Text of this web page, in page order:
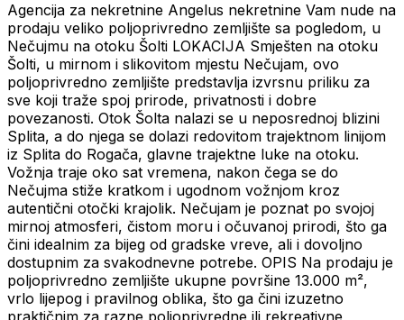
Agencija za nekretnine Angelus nekretnine Vam nude na
prodaju veliko poljoprivredno zemljište sa pogledom, u
Nečujmu na otoku Šolti LOKACIJA Smješten na otoku
Šolti, u mirnom i slikovitom mjestu Nečujam, ovo
poljoprivredno zemljište predstavlja izvrsnu priliku za
sve koji traže spoj prirode, privatnosti i dobre
povezanosti. Otok Šolta nalazi se u neposrednoj blizini
Splita, a do njega se dolazi redovitom trajektnom linijom
iz Splita do Rogača, glavne trajektne luke na otoku.
Vožnja traje oko sat vremena, nakon čega se do
Nečujma stiže kratkom i ugodnom vožnjom kroz
autentični otočki krajolik. Nečujam je poznat po svojoj
mirnoj atmosferi, čistom moru i očuvanoj prirodi, što ga
čini idealnim za bijeg od gradske vreve, ali i dovoljno
dostupnim za svakodnevne potrebe. OPIS Na prodaju je
poljoprivredno zemljište ukupne površine 13.000 m²,
vrlo lijepog i pravilnog oblika, što ga čini izuzetno